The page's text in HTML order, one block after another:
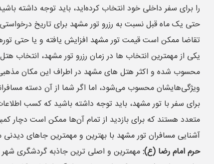
را برای سفر داخلی خود انتخاب کرده‌اید، باید توجه داشته
حتی یک ماه قبل نسبت به رزرو تور مشهد برای تاریخ
تقاضا ممکن است قیمت تور مشهد افزایش یافته و یا حتی
یکی از مهمترین انتخاب ها در زمان رزرو تور مشهد،
محسوب شده و اکثر هتل های مشهد در اطراف این مکان مذهبی
ویژگی‌هایشان محسوب می‌شود، اما اگر شما از آن دسته
برای سفر با تور مشهد، باید توجه داشته باشید که کسب
متعدد هستند که برای بازدید از تمام آن‌ها ممکن است
آشنایی مسافران تور مشهد با بهترین و مهمترین جاهای
حرم امام رضا (ع):مهمترین و اصلی ترین جاذبه گردشگری